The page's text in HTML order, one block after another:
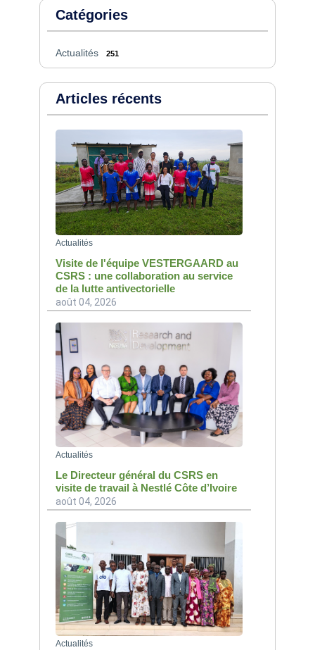
Catégories
Actualités 251
Articles récents
Actualités
Visite de l'équipe VESTERGAARD au
CSRS : une collaboration au service
de la lutte antivectorielle
août 04, 2026
Actualités
Le Directeur général du CSRS en
visite de travail à Nestlé Côte d’Ivoire
août 04, 2026
Actualités